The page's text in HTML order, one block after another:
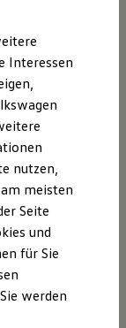
– LED-
Sie passen sich
den Weg
Volkswagen
verleihen die
dem
klare
Logo am Heck
Interessen
nutzen,
meisten
Seite
und
für Sie
werden